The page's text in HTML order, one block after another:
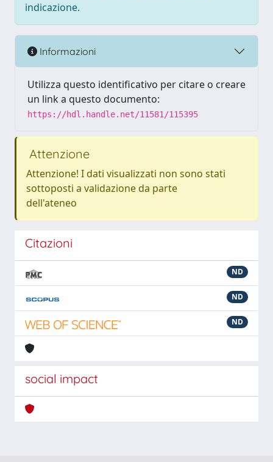
indicazione.
Informazioni
Utilizza questo identificativo per citare o creare
un link a questo documento:
https://hdl.handle.net/11581/115395
Attenzione
Attenzione! I dati visualizzati non sono stati
sottoposti a validazione da parte
dell'ateneo
Citazioni
ND
ND
ND
social impact